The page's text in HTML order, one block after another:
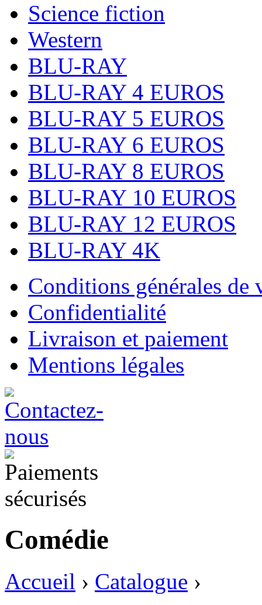
Science fiction
Western
BLU-RAY
BLU-RAY 4 EUROS
BLU-RAY 5 EUROS
BLU-RAY 6 EUROS
BLU-RAY 8 EUROS
BLU-RAY 10 EUROS
BLU-RAY 12 EUROS
BLU-RAY 4K
Conditions générales de
Confidentialité
Livraison et paiement
Mentions légales
Comédie
Accueil › Catalogue ›